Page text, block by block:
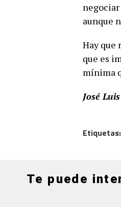
aunque
Hay que
que es
mínima
José
Etiquetas:
Te puede